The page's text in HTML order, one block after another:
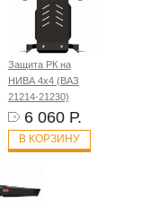
Защита РК на
НИВА 4x4 (ВАЗ
21214-21230)
6 060 Р.
В КОРЗИНУ